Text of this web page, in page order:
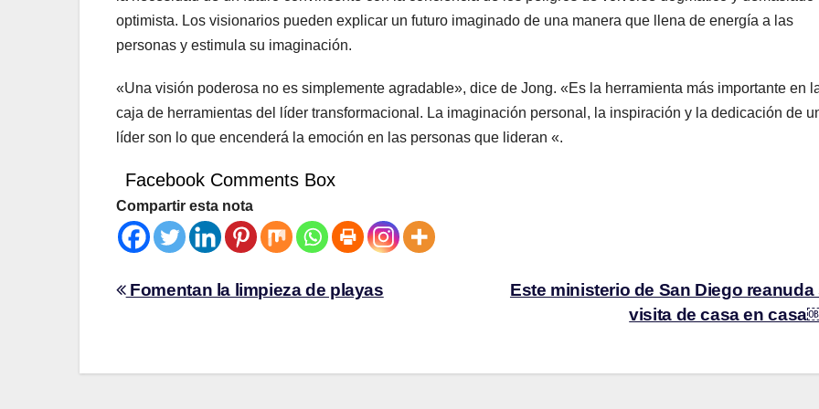
optimista. Los visionarios pueden explicar un futuro imaginado de una manera que llena de energía a las
personas y estimula su imaginación.
«Una visión poderosa no es simplemente agradable», dice de Jong. «Es la herramienta más importante en
caja de herramientas del líder transformacional. La imaginación personal, la inspiración y la dedicación de
líder son lo que encenderá la emoción en las personas que lideran «.
Facebook Comments Box
Compartir esta nota
Este ministerio de San Diego reanuda
visita de casa en
Fomentan la limpieza de playas